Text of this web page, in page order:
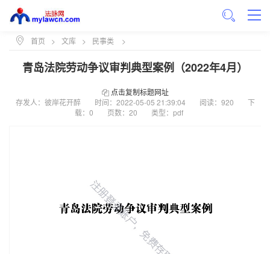
首页 > 文库 > 民事类 >
青岛法院劳动争议审判典型案例（2022年4月）
点击复制标题网址
存发人：彼岸花开醉
时间： 2022-05-05 21:39:04 阅读：920
下
载：0
页数：20 类型：pdf